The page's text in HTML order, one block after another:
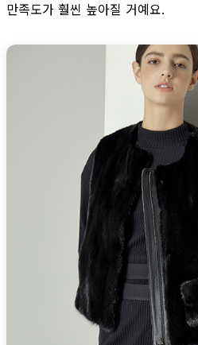
만족도가 훨씬 높아질 거예요.